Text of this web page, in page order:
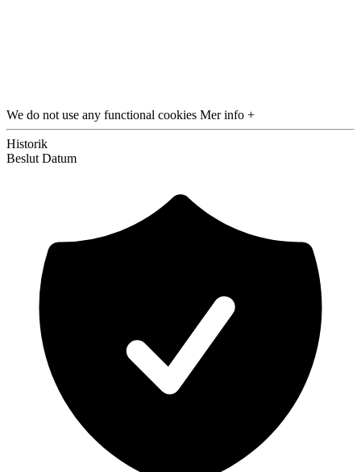
We do not use any functional cookies Mer info +
Historik
Beslut Datum